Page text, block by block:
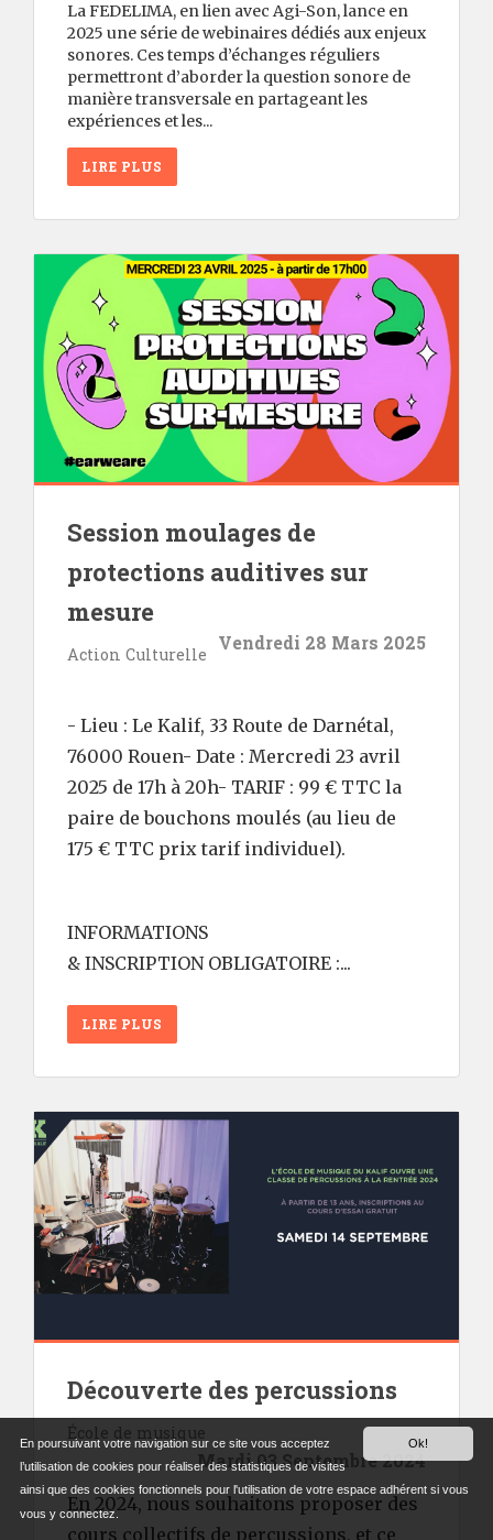
La FEDELIMA, en lien avec Agi-Son, lance en
2025 une série de webinaires dédiés aux enjeux
sonores. Ces temps d’échanges réguliers
permettront d’aborder la question sonore de
manière transversale en partageant les
expériences et les...
LIRE PLUS
Session moulages de
protections auditives sur
mesure
Action Culturelle
Vendredi 28 Mars 2025
- Lieu : Le Kalif, 33 Route de Darnétal,
76000 Rouen- Date : Mercredi 23 avril
2025 de 17h à 20h- TARIF : 99 € TTC la
paire de bouchons moulés (au lieu de
175 € TTC prix tarif individuel).
INFORMATIONS
& INSCRIPTION OBLIGATOIRE :...
LIRE PLUS
Découverte des percussions
École de musique
Mardi 03 Septembre 2024
En 2024, nous souhaitons proposer des
cours collectifs de percussions, et ce
Ok!
En poursuivant votre navigation sur ce site vous acceptez
l’utilisation de cookies pour réaliser des statistiques de visites
ainsi que des cookies fonctionnels pour l'utilisation de votre espace adhérent si vous
vous y connectez.